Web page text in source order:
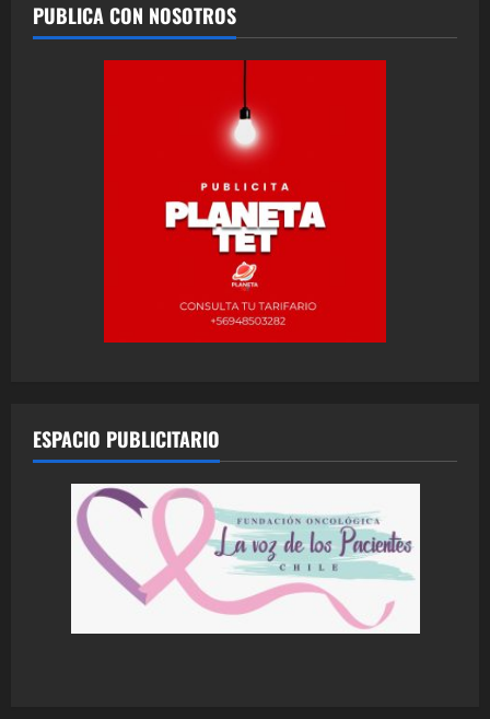
PUBLICA CON NOSOTROS
ESPACIO PUBLICITARIO